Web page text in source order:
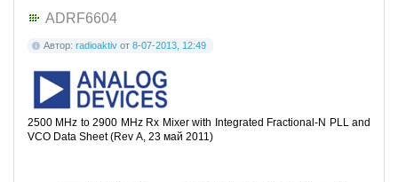
ADRF6604
Автор: radioaktiv от 8-07-2013, 12:49
2500 MHz to 2900 MHz Rx Mixer with Integrated Fractional-N PLL and
VCO Data Sheet (Rev A, 23 май 2011)